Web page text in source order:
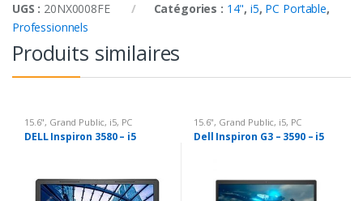
UGS : 20NX0008FE Catégories : 14",i5, PC Portable,
Professionnels
Produits similaires
15.6", Grand Public, i5, PC
Portable
DELL Inspiron 3580 – i5
15.6", Grand Public, i5, PC
Portable
Dell Inspiron G3 – 3590 – i5